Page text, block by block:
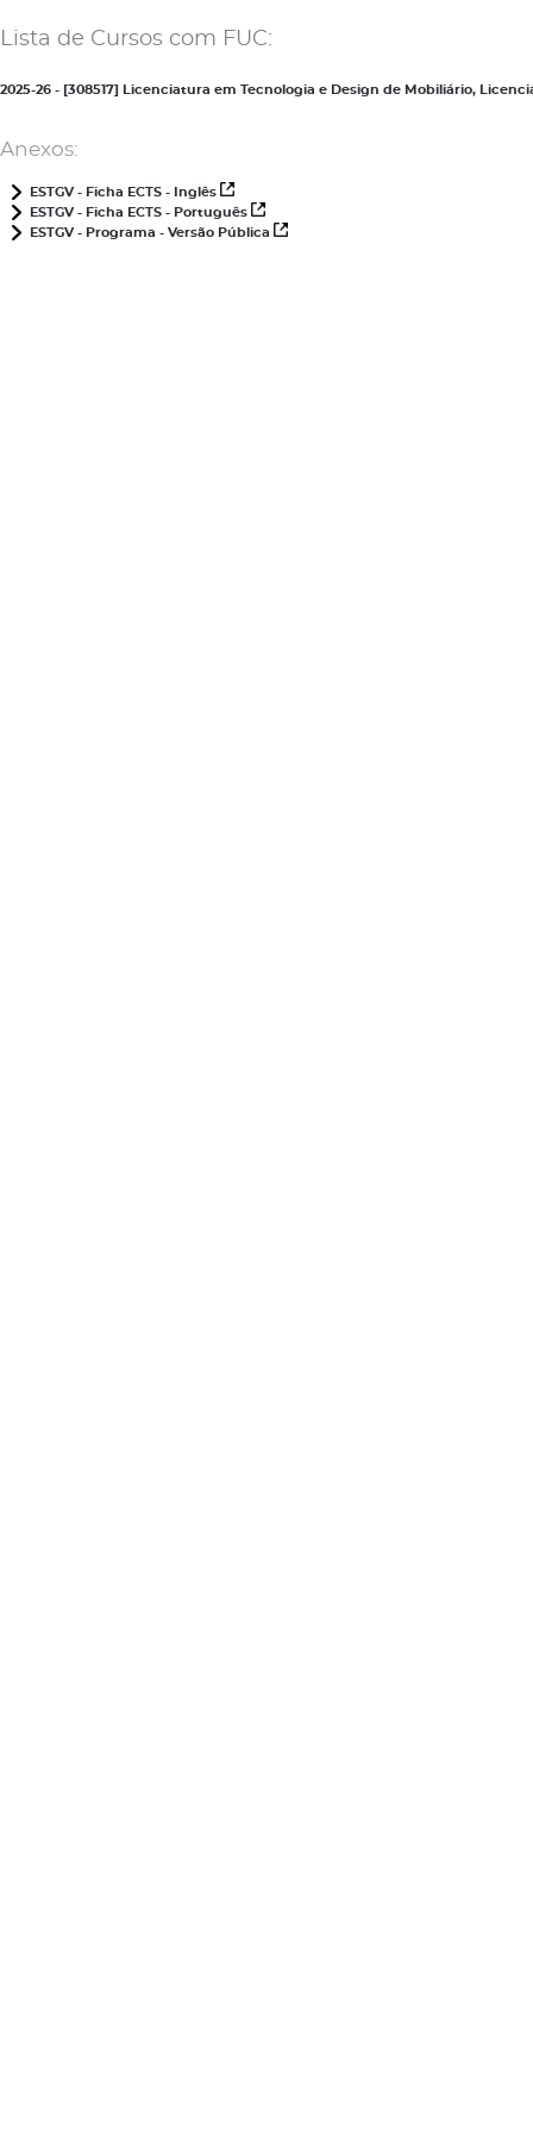
Lista de Cursos com FUC:
2025-26 - [308517] Licenciatura em Tecnologia e Design de Mobiliário,
Anexos:
ESTGV - Ficha ECTS - Inglês
ESTGV - Ficha ECTS - Português
ESTGV - Programa - Versão Pública